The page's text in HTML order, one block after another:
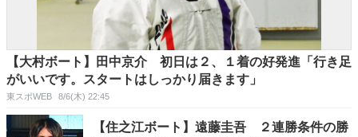
【大村ボート】田中京介 初日は２、１着の好発進「行き足
がいいです。スタートはしっかり届きます」
東スポWEB 8/6(木) 22:45
【住之江ボート】遠藤圭吾 ２連勝条件の勝